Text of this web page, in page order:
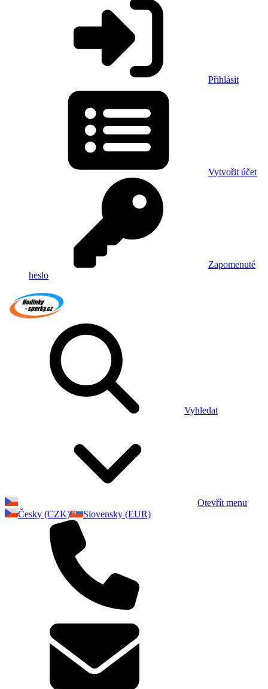
Přihlásit
Vytvořit účet
Zapomenuté
heslo
Vyhledat
Otevřít menu
Česky (CZK)
Slovensky (EUR)